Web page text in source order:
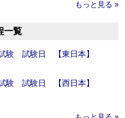
もっと見る »
一覧
験 試験日 【東日本】
験 試験日 【西日本】